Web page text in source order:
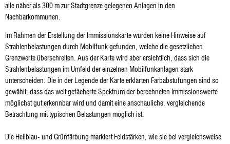
alle näher als 300 m zur Stadtgrenze gelegenen Anlagen in den
Nachbarkommunen.
Im Rahmen der Erstellung der Immissionskarte wurden keine Hinweise auf
Strahlenbelastungen durch Mobilfunk gefunden, welche die gesetzlichen
Grenzwerte überschreiten. Aus der Karte wird aber ersichtlich, dass sich die
Strahlenbelastungen im Umfeld der einzelnen Mobilfunkanlagen stark
unterscheiden. Die in der Legende der Karte erklärten Farbabstufungen sind so
gewählt, dass das weit gefächerte Spektrum der berechneten Immissionswerte
möglichst gut erkennbar wird und damit eine anschauliche, vergleichende
Betrachtung mit typischen Belastungen möglich ist.
Die Hellblau- und Grünfärbung markiert Feldstärken, wie sie bei vergleichsweise